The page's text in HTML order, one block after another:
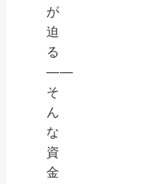
が
迫
る
――
そ
ん
な
資
金